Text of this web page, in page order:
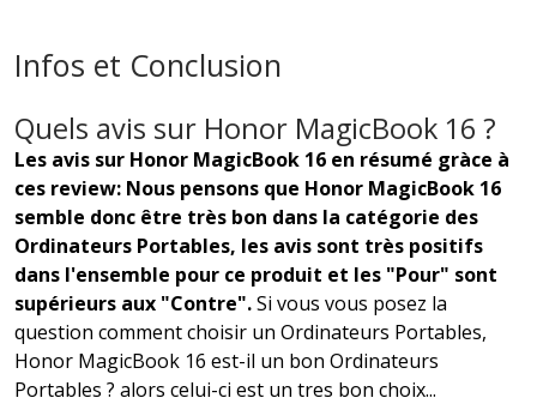
Infos et Conclusion
Quels avis sur Honor MagicBook 16 ?
Les avis sur Honor MagicBook 16 en résumé gràce à
ces review: Nous pensons que Honor MagicBook 16
semble donc être très bon dans la catégorie des
Ordinateurs Portables, les avis sont très positifs
dans l'ensemble pour ce produit et les "Pour" sont
supérieurs aux "Contre".Si vous vous posez la
question comment choisir un Ordinateurs Portables,
Honor MagicBook 16 est-il un bon Ordinateurs
Portables ? alors celui-ci est un tres bon choix...